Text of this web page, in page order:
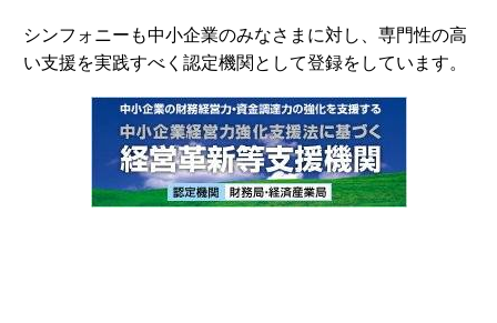
シンフォニーも中小企業のみなさまに対し、専門性の高
い支援を実践すべく認定機関として登録をしています。